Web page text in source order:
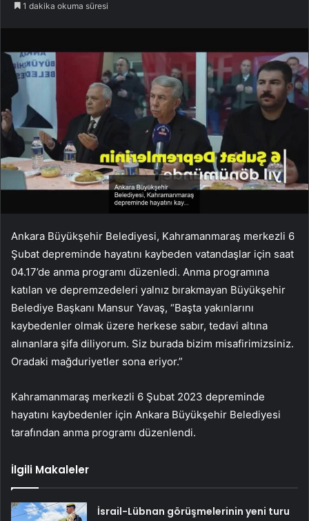
1 dakika okuma süresi
Ankara Büyükşehir Belediyesi, Kahramanmaraş merkezli 6
Şubat depreminde hayatını kaybeden vatandaşlar için saat
04.17’de anma programı düzenledi. Anma programına
katılan ve depremzedeleri yalnız bırakmayan Büyükşehir
Belediye Başkanı Mansur Yavaş, “Başta yakınlarını
kaybedenler olmak üzere herkese sabır, tedavi altına
alınanlara şifa diliyorum. Siz burada bizim misafirimizsiniz.
Oradaki mağduriyetler sona eriyor.”
Kahramanmaraş merkezli 6 Şubat 2023 depreminde
hayatını kaybedenler için Ankara Büyükşehir Belediyesi
tarafından anma programı düzenlendi.
İlgili Makaleler
İsrail-Lübnan görüşmelerinin yeni turu